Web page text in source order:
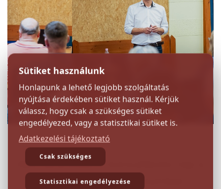
Previous Next
Állományvédelmi konzultációs nap a
Dobó István Vármúzeumban
Sütiket használunk
Honlapunk a lehető legjobb szolgáltatás
nyújtása érdekében sütiket használ. Kérjük
válassz, hogy csak a szükséges sütiket
engedélyezed, vagy a statisztikai sütiket is.
Adatkezelési tájékoztató
Csak szükséges
Statisztikai engedélyezése